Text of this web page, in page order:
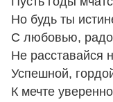
Но будь ты
С любовью,
Не расставайся
Успешной,
К мечте